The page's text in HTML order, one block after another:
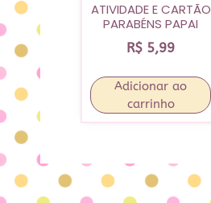
ATIVIDADE E CARTÃO
PARABÉNS PAPAI
R$ 5,99
Adicionar ao
carrinho